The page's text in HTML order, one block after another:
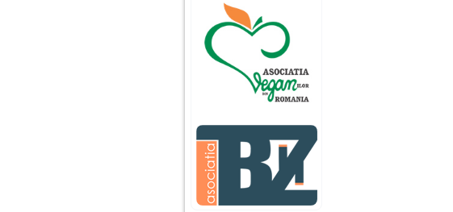
ani, privind in urma
realizez cat de multe
greseli am facut in
educatia si cresterea
ei, am fost o mama
egoista, preocupata
de implinirea
profesionala, cand ea
era mica am neglijat-
agresiva, orice
greseala era taxata cu
o palma sau pedepse.
De 4 ani am o relatie
serioasa cu un barbat